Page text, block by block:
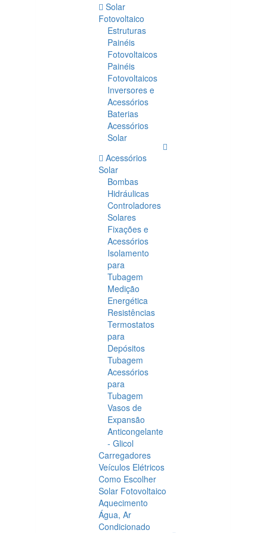
Solar
Fotovoltaico
Estruturas
Painéis
Fotovoltaicos
Painéis
Fotovoltaicos
Inversores e
Acessórios
Baterias
Acessórios
Solar
Acessórios
Solar
Bombas
Hidráulicas
Controladores
Solares
Fixações e
Acessórios
Isolamento
para
Tubagem
Medição
Energética
Resistências
Termostatos
para
Depósitos
Tubagem
Acessórios
para
Tubagem
Vasos de
Expansão
Anticongelante
- Glicol
Carregadores
Veículos Elétricos
Como Escolher
Solar Fotovoltaico
Aquecimento
Água, Ar
Condicionado